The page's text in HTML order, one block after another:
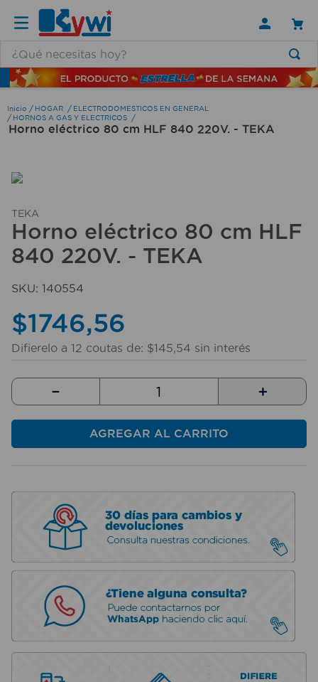
HOGAR
ELECTRODOMESTICOS EN GENERAL
HORNOS A GAS Y ELECTRICOS
Horno eléctrico 80 cm HLF 840 220V. - TEKA
TEKA
Horno eléctrico 80 cm HLF
840 220V. - TEKA
SKU: 140554
$1746,56
Difierelo a 12 coutas de: $145,54 sin interés
＋
－
AGREGAR AL CARRITO
TÉRMINOS MÁS BUSCADOS
1 .
lamparas
2.
ducha
4.
6.
escritorio
7.
cerradura
10. taladro